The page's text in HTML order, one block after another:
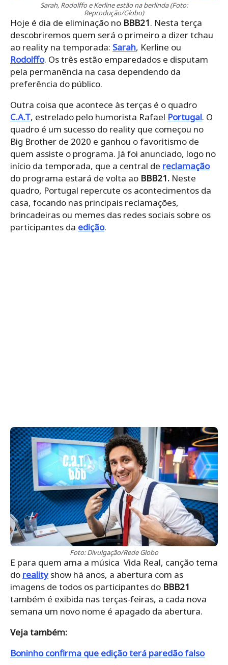
Sarah, Rodolffo e Kerline estão na berlinda (Foto:
Reprodução/Globo)
Hoje é dia de eliminação no BBB21. Nesta terça
descobriremos quem será o primeiro a dizer tchau
ao reality na temporada: Sarah, Kerline ou
Rodolffo. Os três estão emparedados e disputam
pela permanência na casa dependendo da
preferência do público.
Outra coisa que acontece às terças é o quadro
C.A.T, estrelado pelo humorista Rafael Portugal. O
quadro é um sucesso do reality que começou no
Big Brother de 2020 e ganhou o favoritismo de
quem assiste o programa. Já foi anunciado, logo no
início da temporada, que a central de reclamação
do programa estará de volta ao BBB21. Neste
quadro, Portugal repercute os acontecimentos da
casa, focando nas principais reclamações,
brincadeiras ou memes das redes sociais sobre os
participantes da edição.
Foto: Divulgação/Rede Globo
E para quem ama a música Vida Real, canção tema
do realityshow há anos, a abertura com as
imagens de todos os participantes do BBB21
também é exibida nas terças-feiras, a cada nova
semana um novo nome é apagado da abertura.
Veja também:
Boninho confirma que edição terá paredão falso